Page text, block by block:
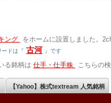
ング
をホームに設置しました。
ドは『 古河 』です
る銘柄は 仕手・仕手株 こちらの
【Yahoo】株式textream 人気銘柄